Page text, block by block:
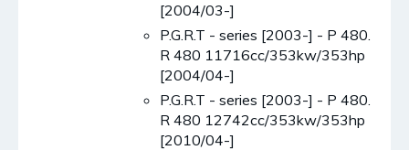
[2004/03-]
P.G.R.T - series [2003-] - P 480.
R 480 11716cc/353kw/353hp
[2004/04-]
P.G.R.T - series [2003-] - P 480.
R 480 12742cc/353kw/353hp
[2010/04-]